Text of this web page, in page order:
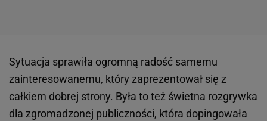
Sytuacja sprawiła ogromną radość samemu
zainteresowanemu, który zaprezentował się z
całkiem dobrej strony. Była to też świetna rozgrywka
dla zgromadzonej publiczności, która dopingowała